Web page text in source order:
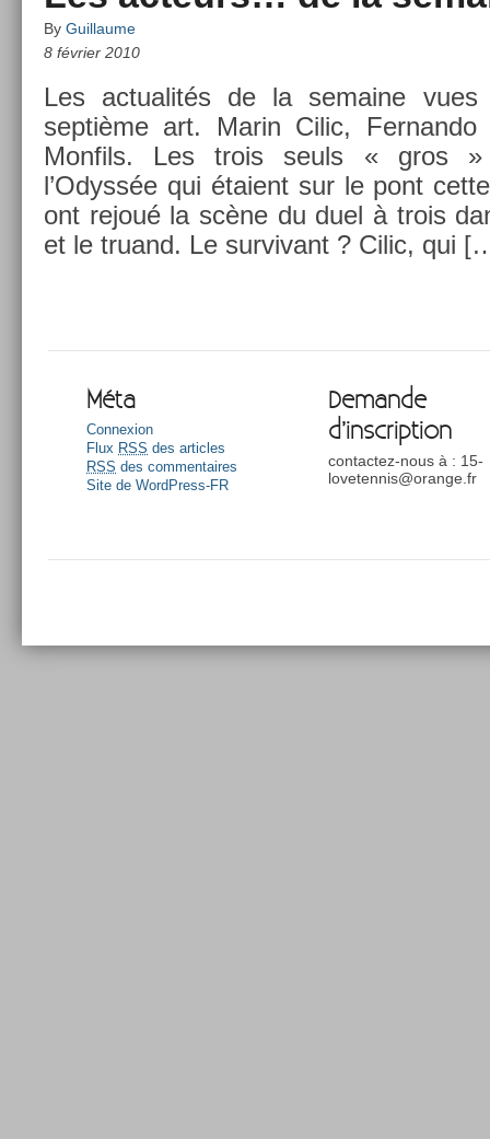
By Guillaume
8 février 2010
Les ac­tualités de la semaine
septième art. Marin Cilic,
Mon­fils. Les trois seuls « gros »
l’Odyssée qui étaient sur le pont
ont rejoué la scène du duel à trois
et le truand. Le sur­vivant ? Cilic, qui
Méta
Connexion
Flux RSS des articles
RSS des commentaires
Site de WordPress-FR
Demande
d’inscription
contactez-nous à : 15-
lovetennis@orange.fr